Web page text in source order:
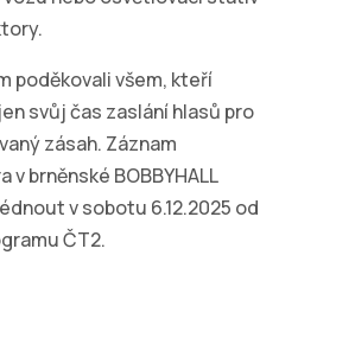
poděkovali všem, kteří
svůj čas zaslání hlasů pro
zásah. Záznam
v brněnské BOBBYHALL
v sobotu 6.12.2025 od
ČT2.